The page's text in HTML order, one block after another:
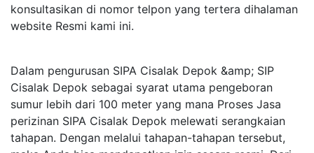
konsultasikan di nomor telpon yang tertera dihalaman
website Resmi kami ini.
Dalam pengurusan SIPA Cisalak Depok &amp; SIP
Cisalak Depok sebagai syarat utama pengeboran
sumur lebih dari 100 meter yang mana Proses Jasa
perizinan SIPA Cisalak Depok melewati serangkaian
tahapan. Dengan melalui tahapan-tahapan tersebut,